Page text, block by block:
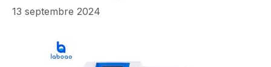
13 septembre 2024